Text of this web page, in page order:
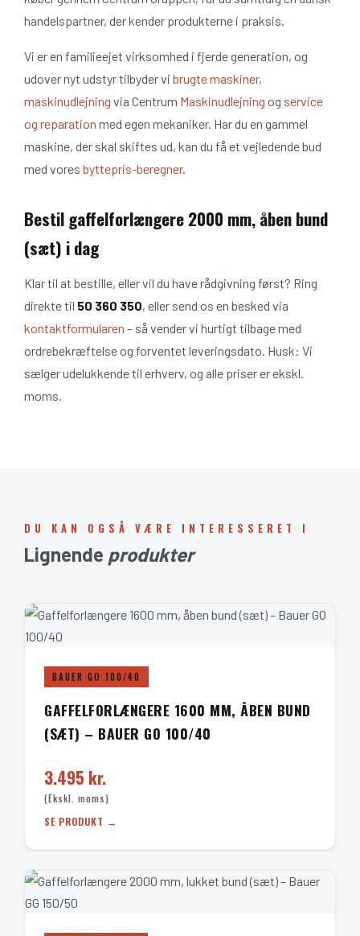
handelspartner, der kender produkterne i praksis.
Vi er en familieejet virksomhed i fjerde generation, og
udover nyt udstyr tilbyder vi brugte maskiner,
maskinudlejning via Centrum Maskinudlejning og service
og reparation med egen mekaniker. Har du en gammel
maskine, der skal skiftes ud, kan du få et vejledende bud
med vores byttepris-beregner.
Bestil gaffelforlængere 2000 mm, åben bund
(sæt) i dag
Klar til at bestille, eller vil du have rådgivning først? Ring
direkte til 50 360 350, eller send os en besked via
kontaktformularen – så vender vi hurtigt tilbage med
ordrebekræftelse og forventet leveringsdato. Husk: Vi
sælger udelukkende til erhverv, og alle priser er ekskl.
moms.
DU KAN OGSÅ VÆRE INTERESSERET I
Lignende produkter
BAUER GO 100/40
GAFFELFORLÆNGERE 1600 MM, ÅBEN BUND
(SÆT) – BAUER GO 100/40
3.495 kr.
(Ekskl. moms)
SE PRODUKT →